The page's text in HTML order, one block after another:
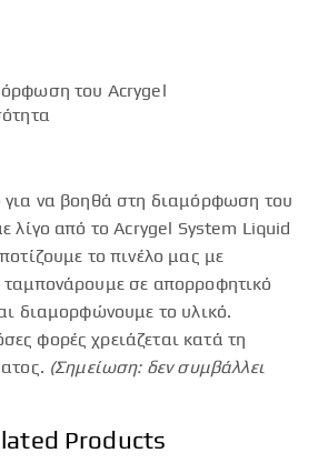
του Acrygel
για να βοηθά στη διαμόρφωση του
λίγο από το Acrygel System Liquid
το πινέλο μας με
σε απορροφητικό
διαμορφώνουμε το υλικό.
φορές χρειάζεται κατά τη
(Σημείωση: δεν συμβάλλει
Products